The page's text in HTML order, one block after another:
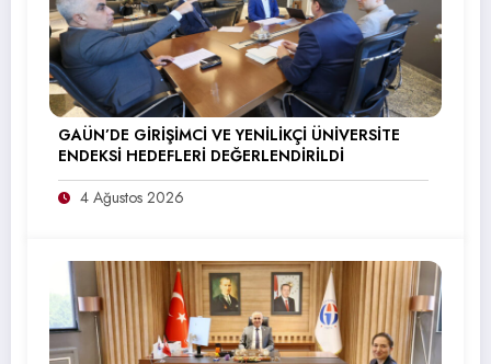
GAÜN’DE GİRİŞİMCİ VE YENİLİKÇİ ÜNİVERSİTE
ENDEKSİ HEDEFLERİ DEĞERLENDİRİLDİ
4 Ağustos 2026